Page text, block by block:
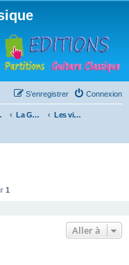
Connexion
S’enregistrer
La Guitare, Paulo da Fontoura
Les vidéos de la méthode
1
Aller à